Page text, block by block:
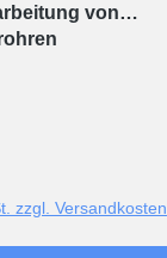
von
zzgl. Versandkosten